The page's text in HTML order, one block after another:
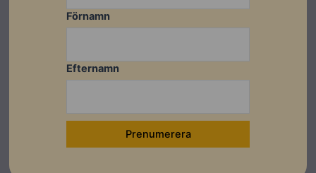
Förnamn
Efternamn